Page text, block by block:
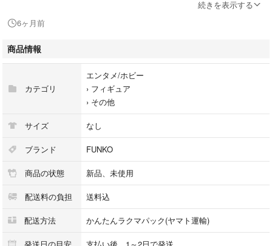
※ダイヤモンドコレクションとは
グリッター加工が施された特別なファンコポップフィギュアのシリーズで
す。これらのフィギュアは、箱の前面にダイヤモンドのステッカーが貼ら
ご質問等ございましたらコメントください。
他にもファンコポップフィギュアを出品しております。おまとめ買いいた
だける方にはお値引きもできますので、下記ご参照ください。
#VTEファンコポップ
#ディズニー #ファンコ #プリンセス #リトルマーメイド #アリエル
続きを表示する
6ヶ月前
商品情報
カテゴリ
エンタメ/ホビー
› フィギュア
› その他
サイズ なし
ブランド FUNKO
商品の状態 新品、未使用
配送料の負担 送料込
配送方法 かんたんラクマパック(ヤマト運輸)